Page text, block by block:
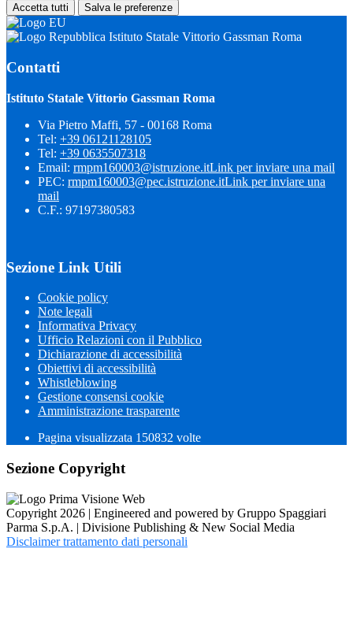
Accetta tutti Salva le preferenze
Istituto Statale Vittorio Gassman Roma
Contatti
Istituto Statale Vittorio Gassman Roma
Via Pietro Maffi, 57 - 00168 Roma
Tel: +39 06121128105
Tel: +39 0635507318
Email: rmpm160003@istruzione.itLink per inviare una mail
PEC: rmpm160003@pec.istruzione.itLink per inviare una
mail
C.F.: 97197380583
Sezione Link Utili
Cookie policy
Note legali
Informativa Privacy
Ufficio Relazioni con il Pubblico
Dichiarazione di accessibilità
Obiettivi di accessibilità
Whistleblowing
Gestione consensi cookie
Amministrazione trasparente
Pagina visualizzata 150832 volte
Sezione Copyright
Copyright 2026 | Engineered and powered by Gruppo Spaggiari
Parma S.p.A. | Divisione Publishing & New Social Media
Disclaimer trattamento dati personali